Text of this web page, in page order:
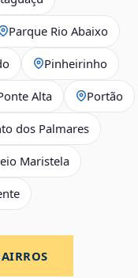
Parque Rio Abaixo
Pinheirinho
Alta Portão
dos Palmares
Maristela